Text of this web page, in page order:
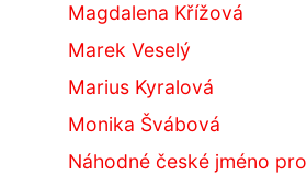
Magdalena Křížová
Marek Veselý
Marius Kyralová
Monika Švábová
Náhodné české jméno pro